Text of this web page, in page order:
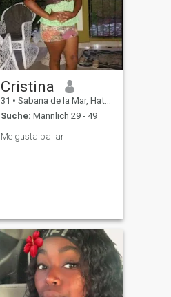
Cristina
31 • Sabana de la Mar, Hato Mayor, Dom. Rep.
Suche: Männlich 29 - 49
Me gusta bailar